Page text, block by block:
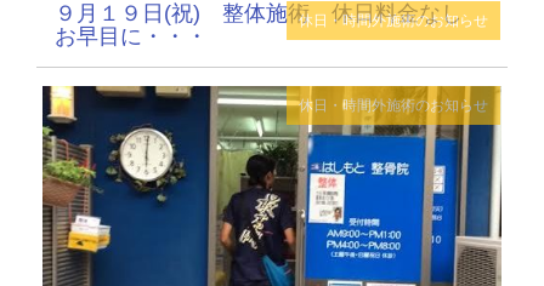
休日・時間外施術のお知らせ
９月１９日(祝) 整体施術 休日料金なし
お早目に・・・
休日・時間外施術のお知らせ